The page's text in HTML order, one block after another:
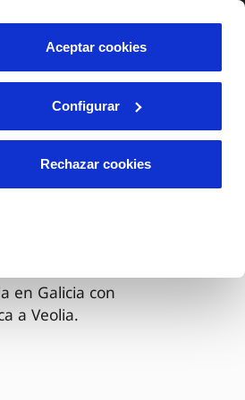
Aceptar cookies
Configurar
Rechazar cookies
anomalías ou posibles
Área de clientes
en Galicia con
a Veolia.